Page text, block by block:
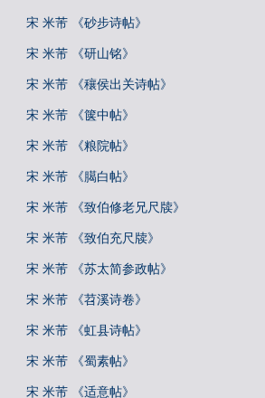
宋 米芾 《砂步诗帖》
宋 米芾 《研山铭》
宋 米芾 《穰侯出关诗帖》
宋 米芾 《箧中帖》
宋 米芾 《粮院帖》
宋 米芾 《臈白帖》
宋 米芾 《致伯修老兄尺牍》
宋 米芾 《致伯充尺牍》
宋 米芾 《苏太简参政帖》
宋 米芾 《苕溪诗卷》
宋 米芾 《虹县诗帖》
宋 米芾 《蜀素帖》
宋 米芾 《适意帖》